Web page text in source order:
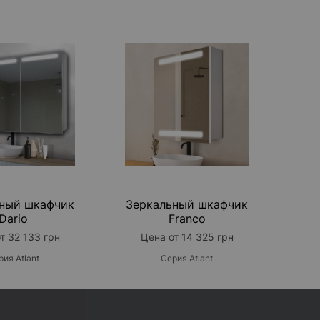
шкафчик
Dario
32 133 грн
Atlant
Зеркальный шкафчик
Franco
Цена от 14 325 грн
Серия Atlant